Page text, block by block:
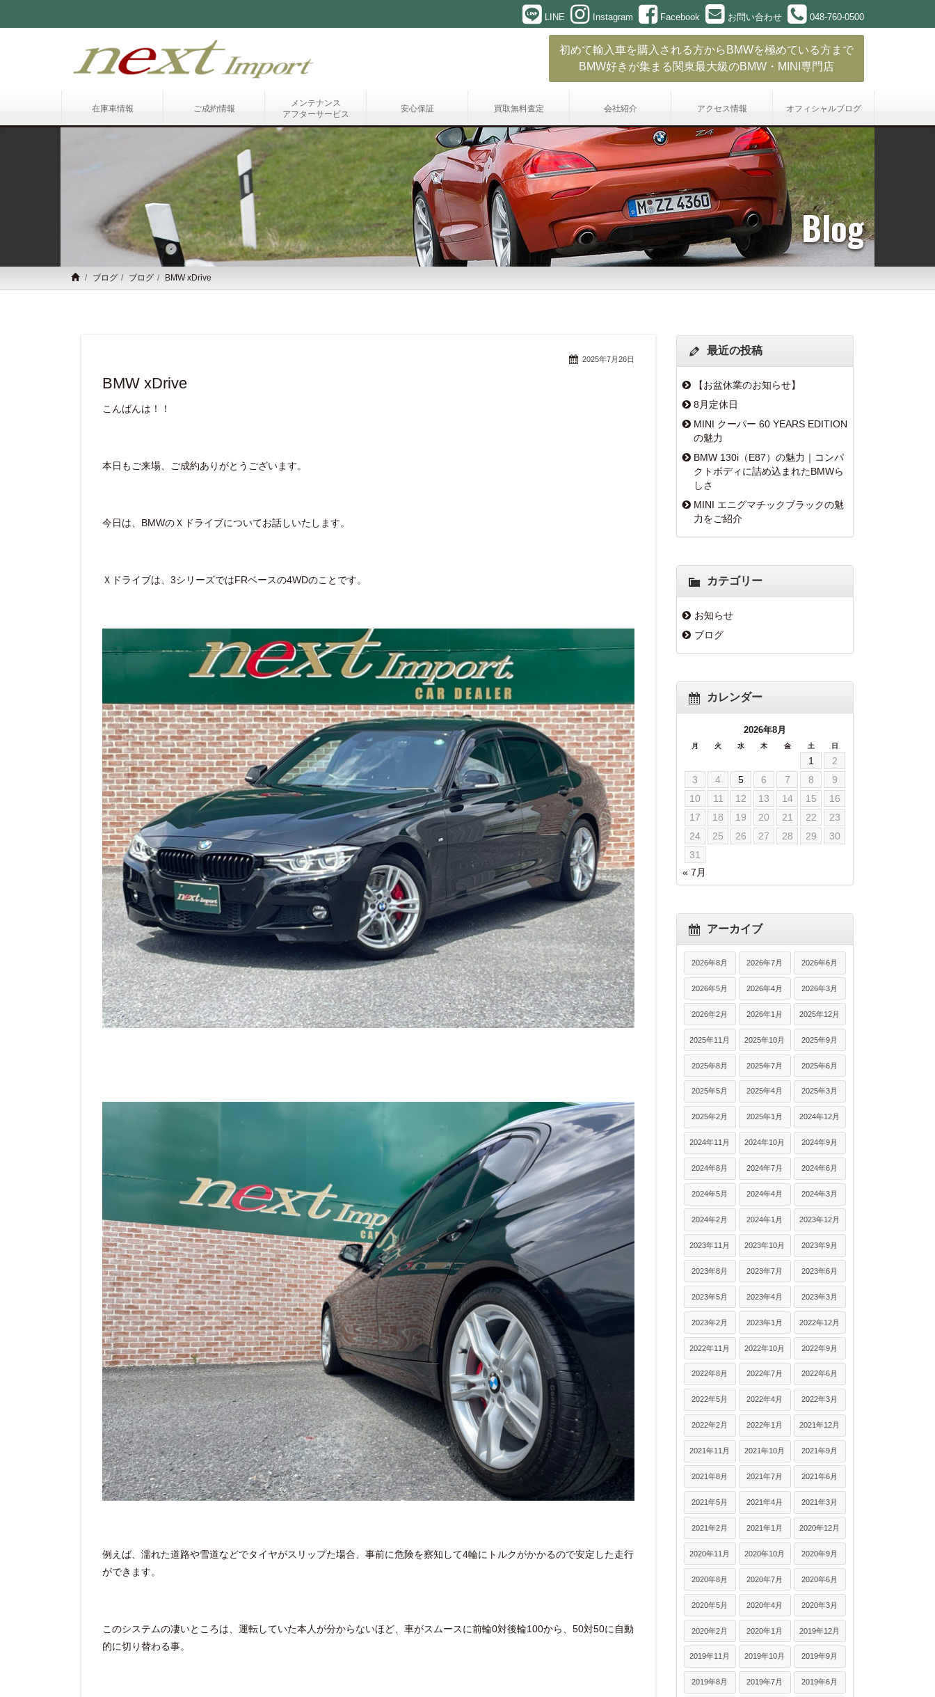
LINE Instagram Facebook お問い合わせ 048-760-0500
初めて輸入車を購入される方からBMWを極めている方まで
BMW好きが集まる関東最大級のBMW・MINI専門店
在庫車情報 ご成約情報
メンテナンス
アフターサービス
安心保証 買取無料査定 会社紹介 アクセス情報 オフィシャルブログ
Blog
ブログ ブログ BMW xDrive
2025年7月26日
BMW xDrive
こんばんは！！
本日もご来場、ご成約ありがとうございます。
今日は、BMWのＸドライブについてお話しいたします。
Ｘドライブは、3シリーズではFRベースの4WDのことです。
例えば、濡れた道路や雪道などでタイヤがスリップた場合、事前に危険を察知して4輪にトルクがかかるので安定した走行
ができます。
このシステムの凄いところは、運転していた本人が分からないほど、車がスムースに前輪0対後輪100から、50対50に自動
的に切り替わる事。
最近の投稿
【お盆休業のお知らせ】
8月定休日
MINI クーパー 60 YEARS EDITION
の魅力
BMW 130i（E87）の魅力｜コンパ
クトボディに詰め込まれたBMWら
しさ
MINI エニグマチックブラックの魅
力をご紹介
カテゴリー
お知らせ
ブログ
カレンダー
2026年8月
月 火 水 木 金 土 日
1
2
3
4 5 6 7 8
9
10
11 12 13 14 15
16
17
18 19 20 21 22
23
24
25 26 27 28 29
30
31
« 7月
アーカイブ
2026年8月 2026年7月 2026年6月
2026年5月 2026年4月 2026年3月
2026年2月 2026年1月 2025年12月
2025年11月 2025年10月 2025年9月
2025年8月 2025年7月 2025年6月
2025年5月 2025年4月 2025年3月
2025年2月 2025年1月 2024年12月
2024年11月 2024年10月 2024年9月
2024年8月 2024年7月 2024年6月
2024年5月 2024年4月 2024年3月
2024年2月 2024年1月 2023年12月
2023年11月 2023年10月 2023年9月
2023年8月 2023年7月 2023年6月
2023年5月 2023年4月 2023年3月
2023年2月 2023年1月 2022年12月
2022年11月 2022年10月 2022年9月
2022年8月 2022年7月 2022年6月
2022年5月 2022年4月 2022年3月
2022年2月 2022年1月 2021年12月
2021年11月 2021年10月 2021年9月
2021年8月 2021年7月 2021年6月
2021年5月 2021年4月 2021年3月
2021年2月 2021年1月 2020年12月
2020年11月 2020年10月 2020年9月
2020年8月 2020年7月 2020年6月
2020年5月 2020年4月 2020年3月
2020年2月 2020年1月 2019年12月
2019年11月 2019年10月 2019年9月
2019年8月 2019年7月 2019年6月